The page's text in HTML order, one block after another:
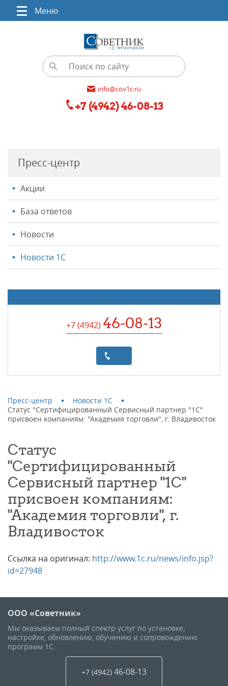
Меню
info@cov1c.ru
+7 (4942) 46-08-13
Пресс-центр
Акции
База ответов
Новости
Новости 1С
+7 (4942) 46-08-13
Пресс-центр
Новости 1С
Статус "Сертифицированный Сервисный партнер "1С"
присвоен компаниям: "Академия торговли", г. Владивосток
Статус
"Сертифицированный
Сервисный партнер "1С"
присвоен компаниям:
"Академия торговли", г.
Владивосток
Ссылка на оригинал: http://www.1c.ru/news/info.jsp?
id=27948
ООО «Советник»
Мы оказываем полный спектр услуг по установке,
настройке, обновлению, обучению и сопровождению
программ 1С.
+7 (4942) 46-08-13